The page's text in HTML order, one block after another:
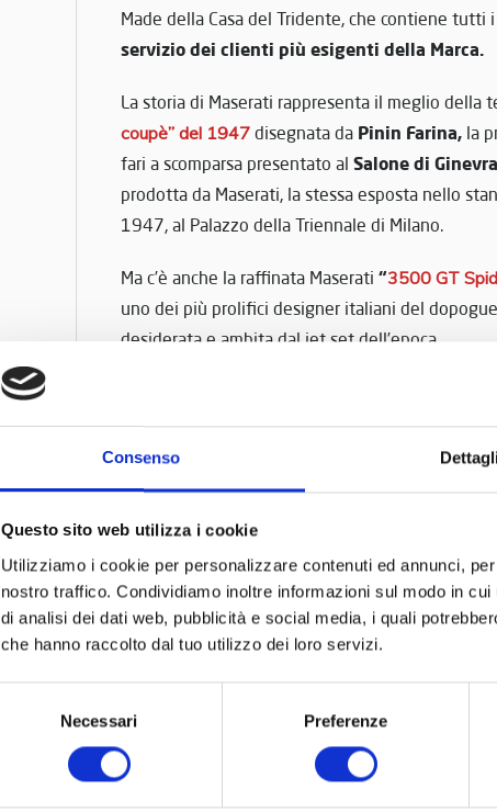
Consenso
Questo sito web utilizza i cookie
Utilizziamo i cookie per personalizzare contenuti ed annunci,
nostro traffico. Condividiamo inoltre informazioni sul modo in
di analisi dei dati web, pubblicità e social media, i quali
che hanno raccolto dal tuo utilizzo dei loro servizi.
Necessari Preferenze
Made della Casa del Tridente, che contiene
servizio dei clienti più esigenti della Marca.
La storia di Maserati rappresenta il meglio della
coupè” del 1947 disegnata da Pinin Farina, la
fari a scomparsa presentato al Salone di
prodotta da Maserati, la stessa esposta nello
1947, al Palazzo della Triennale di Milano.
Ma c’è anche la raffinata Maserati “3500 GT
uno dei più prolifici designer italiani del
desiderata e ambita dal jet set dell’epoca.
segna il ritorno della Maserati nel segmento
Sessanta. Particolarmente imponente e dotata
stato e di governo come il
Grazie alle suggestive immagini di
Villafranca, potrete rivivere emozioni senza
Instagram.
Il claim recita: “L’eccezione alla regola..” , con
vetture uniche nel loro genere.
“Scatena la tua audacia, stabilisci le tue regole…”.
Tutte le informazioni sul sito ufficiale